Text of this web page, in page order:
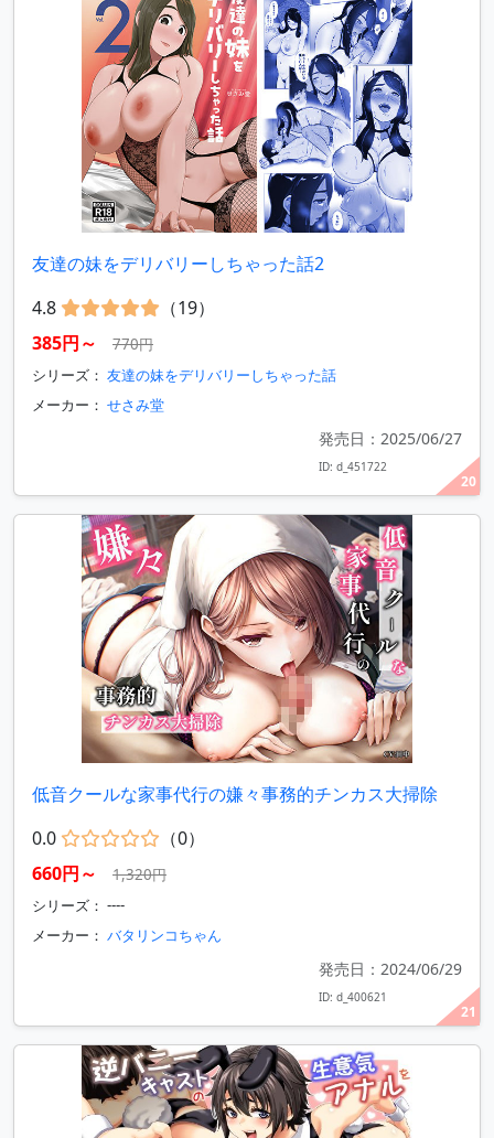
20
友達の妹をデリバリーしちゃった話2
4.8
（19）
385円～
770円
シリーズ： 友達の妹をデリバリーしちゃった話
メーカー： せさみ堂
発売日：2025/06/27
ID: d_451722
21
低音クールな家事代行の嫌々事務的チンカス大掃除
0.0
（0）
660円～
1,320円
シリーズ： ----
メーカー： バタリンコちゃん
発売日：2024/06/29
ID: d_400621